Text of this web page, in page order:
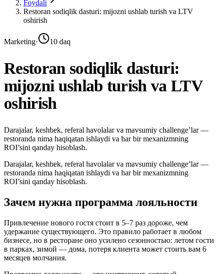
Foydali
Restoran sodiqlik dasturi: mijozni ushlab turish va LTV
oshirish
Marketing· 10 daq
Restoran sodiqlik dasturi:
mijozni ushlab turish va LTV
oshirish
Darajalar, keshbek, referal havolalar va mavsumiy challenge’lar —
restoranda nima haqiqatan ishlaydi va har bir mexanizmning
ROI’sini qanday hisoblash.
Darajalar, keshbek, referal havolalar va mavsumiy challenge’lar —
restoranda nima haqiqatan ishlaydi va har bir mexanizmning
ROI’sini qanday hisoblash.
Зачем нужна программа лояльности
Привлечение нового гостя стоит в 5–7 раз дороже, чем
удержание существующего. Это правило работает в любом
бизнесе, но в ресторане оно усилено сезонностью: летом гости
в парках, зимой — дома, потеря клиента может стоить вам 6
месяцев молчания.